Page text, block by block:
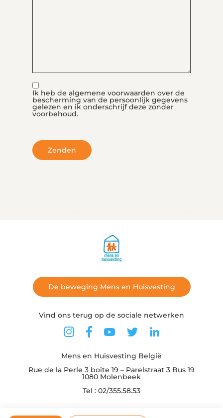
RGPD
Ik heb de algemene voorwaarden over de
bescherming van de persoonlijk gegevens
gelezen en ik onderschrijf deze zonder
voorbehoud.
Zenden
De beweging Mens en Huisvesting
Vind ons terug op de sociale netwerken
Mens en Huisvesting België
Rue de la Perle 3 boite 19 – Parelstraat 3 Bus 19
1080 Molenbeek
Tel : 02/355.58.53